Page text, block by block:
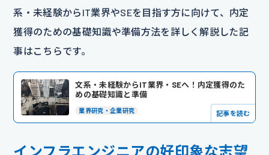
系・未経験からIT業界やSEを目指す方に向けて、内定
獲得のための基礎知識や準備方法を詳しく解説した記
事はこちらです。
文系・未経験からIT業界・SEへ！内定獲得のた
めの基礎知識と準備
業界研究・企業研究 記事を読む
インフラエンジニアの好印象な志望